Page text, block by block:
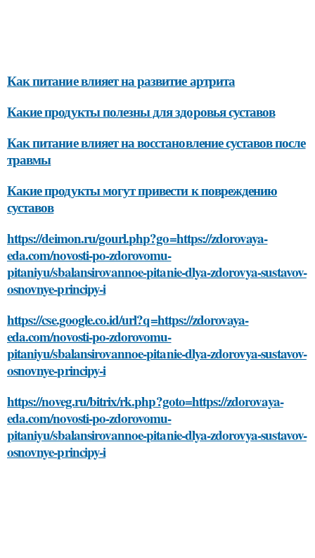
Как питание влияет на развитие артрита
Какие продукты полезны для здоровья суставов
Как питание влияет на восстановление суставов после
травмы
Какие продукты могут привести к повреждению
суставов
https://deimon.ru/gourl.php?go=https://zdorovaya-
eda.com/novosti-po-zdorovomu-
pitaniyu/sbalansirovannoe-pitanie-dlya-zdorovya-sustavov-
osnovnye-principy-i
https://cse.google.co.id/url?q=https://zdorovaya-
eda.com/novosti-po-zdorovomu-
pitaniyu/sbalansirovannoe-pitanie-dlya-zdorovya-sustavov-
osnovnye-principy-i
https://noveg.ru/bitrix/rk.php?goto=https://zdorovaya-
eda.com/novosti-po-zdorovomu-
pitaniyu/sbalansirovannoe-pitanie-dlya-zdorovya-sustavov-
osnovnye-principy-i